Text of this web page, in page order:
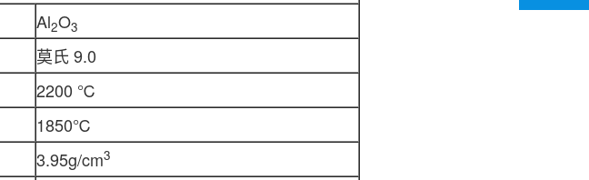
Al2O3
莫氏 9.0
2200 ℃
1850℃
3.95g/cm3